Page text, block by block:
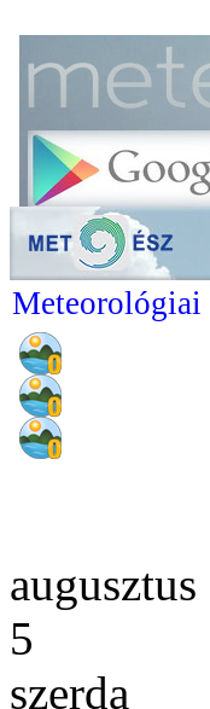
Meteorológiai
augusztus
5
szerda